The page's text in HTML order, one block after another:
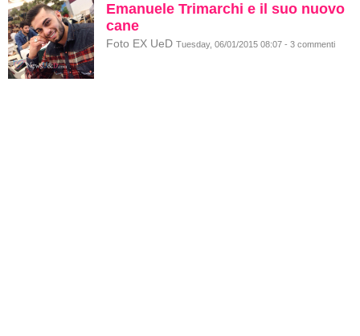
Emanuele Trimarchi e il suo nuovo
cane
Foto EX UeD Tuesday, 06/01/2015 08:07 - 3 commenti